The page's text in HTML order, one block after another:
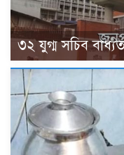
৩২ যুগ্ম সচিব